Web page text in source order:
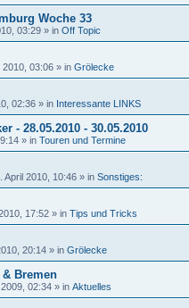
Woche 33
03:29 » in Off Topic
2010, 03:06 » in Grölecke
02:36 » in Interessante LINKS
- 28.05.2010 - 30.05.2010
» in Touren und Termine
April 2010, 10:46 » in Sonstiges:
17:52 » in Tips und Tricks
20:14 » in Grölecke
& Bremen
02:34 » in Aktuelles